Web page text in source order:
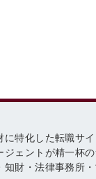
特化した転職サ
ェントが精一杯
財・法律事務所